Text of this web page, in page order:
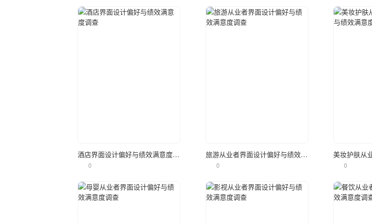
酒店界面设计偏好与绩效满意度调查
0
旅游从业者界面设计偏好与绩效满意度调查
0 0